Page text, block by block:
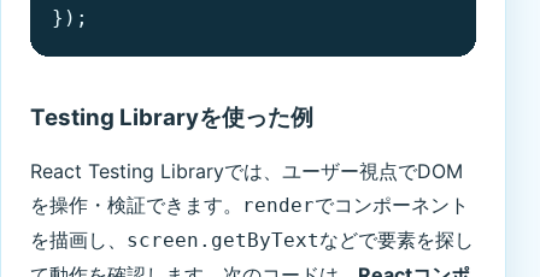
});
Testing Libraryを使った例
React Testing Libraryでは、ユーザー視点でDOM
を操作・検証できます。
renderでコンポーネント
を描画し、 screen.getByTextなどで要素を探し